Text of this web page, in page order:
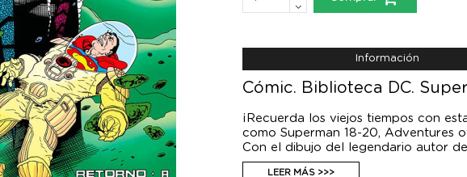
Información
Cómic. Biblioteca DC.
¡Recuerda los viejos tiempos con
como Superman 18-20, Adventures
Con el dibujo del legendario autor
LEER MÁS >>>